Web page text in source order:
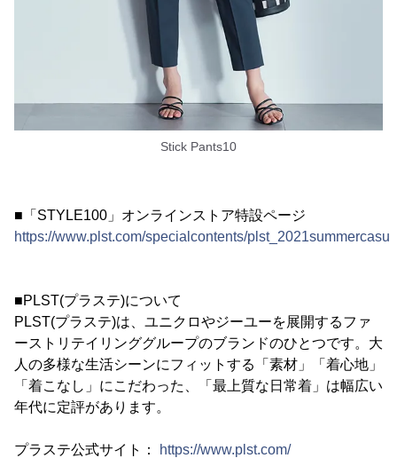
Stick Pants10
■「STYLE100」オンラインストア特設ページ
https://www.plst.com/specialcontents/
■PLST(プラステ)について
PLST(プラステ)は、ユニクロやジーユーを展開するファ
ーストリテイリンググループのブランドのひとつです。大
人の多様な生活シーンにフィットする「素材」「着心地」
「着こなし」にこだわった、「最上質な日常着」は幅広い
年代に定評があります。
プラステ公式サイト： https://www.plst.com/